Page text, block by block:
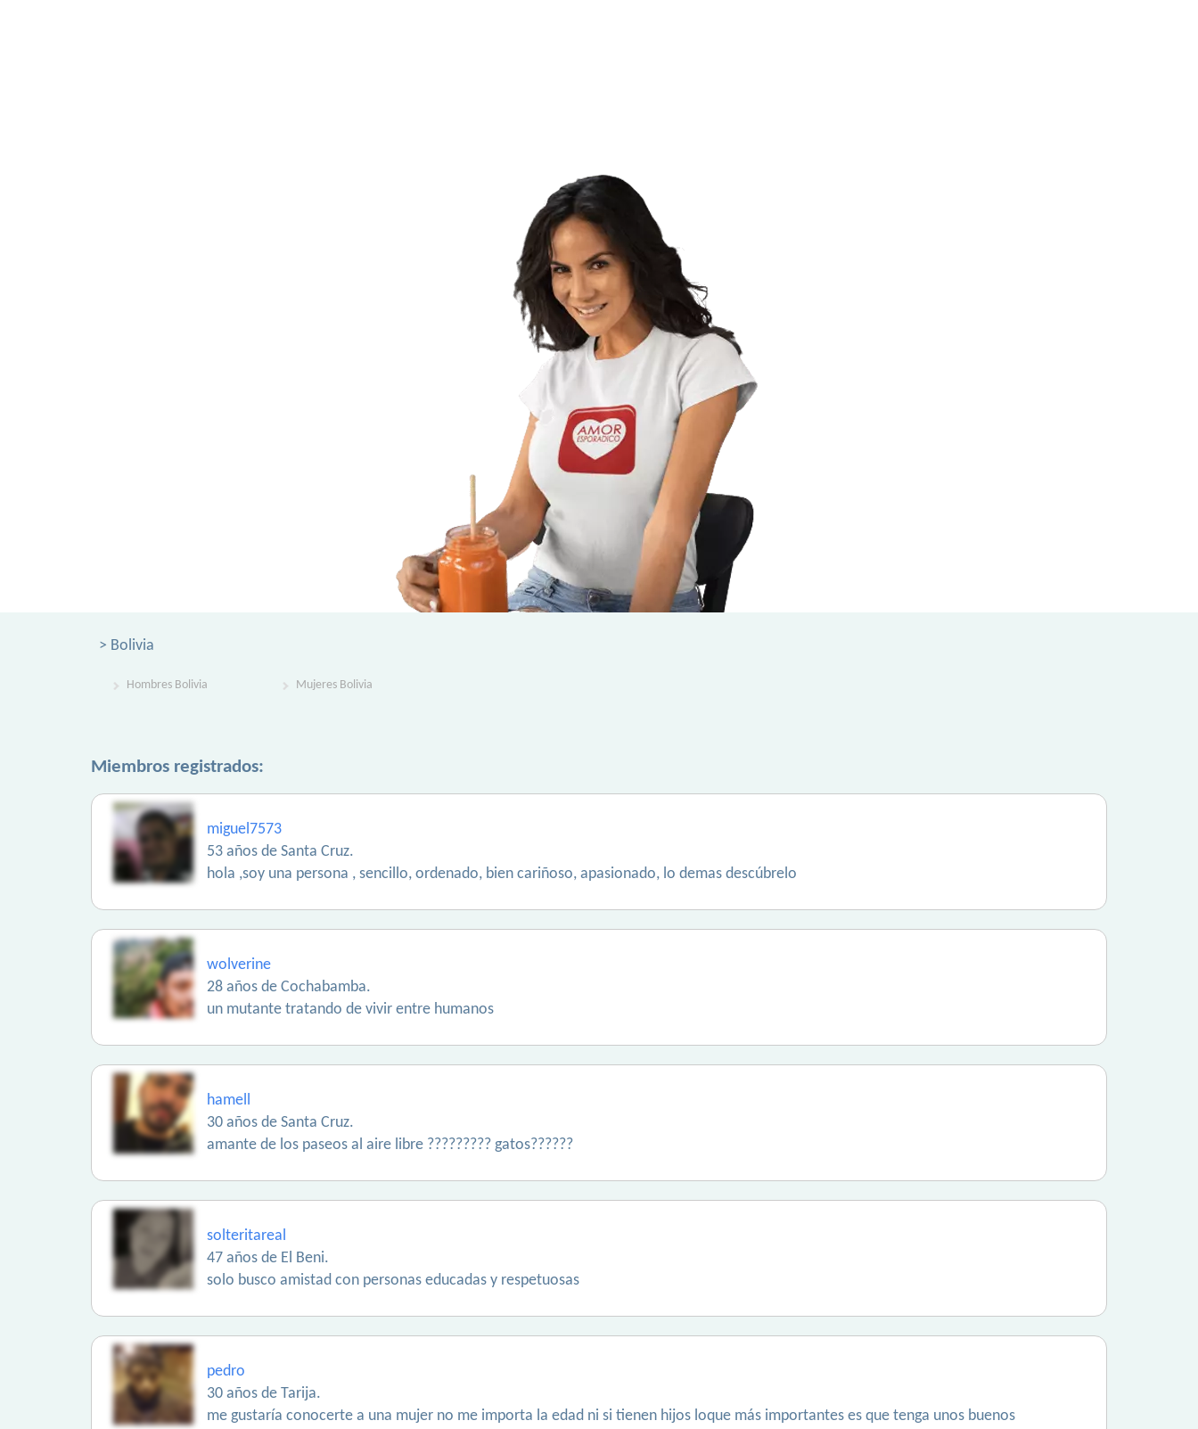
> Bolivia
Hombres Bolivia Mujeres Bolivia
Miembros registrados:
miguel7573
53 años de Santa Cruz.
hola ,soy una persona , sencillo, ordenado, bien cariñoso, apasionado, lo demas descúbrelo
wolverine
28 años de Cochabamba.
un mutante tratando de vivir entre humanos
hamell
30 años de Santa Cruz.
amante de los paseos al aire libre ????????? gatos??????
solteritareal
47 años de El Beni.
solo busco amistad con personas educadas y respetuosas
pedro
30 años de Tarija.
me gustaría conocerte a una mujer no me importa la edad ni si tienen hijos loque más importantes es que tenga unos buenos